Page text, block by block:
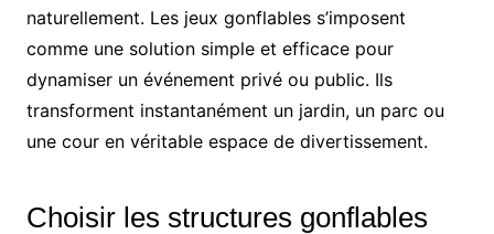
naturellement. Les jeux gonflables s’imposent
comme une solution simple et efficace pour
dynamiser un événement privé ou public. Ils
transforment instantanément un jardin, un parc ou
une cour en véritable espace de divertissement.
Choisir les structures gonflables